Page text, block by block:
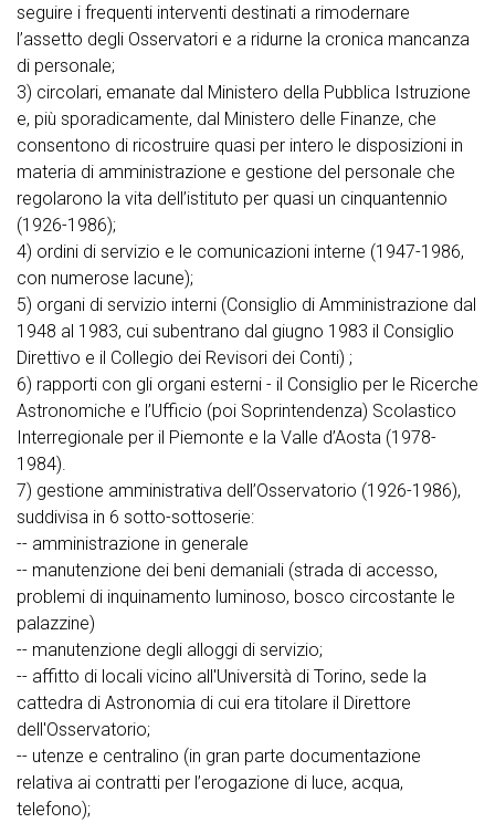
seguire i frequenti interventi destinati a rimodernare
l’assetto degli Osservatori e a ridurne la cronica mancanza
di personale;
3) circolari, emanate dal Ministero della Pubblica Istruzione
e, più sporadicamente, dal Ministero delle Finanze, che
consentono di ricostruire quasi per intero le disposizioni in
materia di amministrazione e gestione del personale che
regolarono la vita dell’istituto per quasi un cinquantennio
(1926-1986);
4) ordini di servizio e le comunicazioni interne (1947-1986,
con numerose lacune);
5) organi di servizio interni (Consiglio di Amministrazione dal
1948 al 1983, cui subentrano dal giugno 1983 il Consiglio
Direttivo e il Collegio dei Revisori dei Conti) ;
6) rapporti con gli organi esterni - il Consiglio per le Ricerche
Astronomiche e l’Ufficio (poi Soprintendenza) Scolastico
Interregionale per il Piemonte e la Valle d’Aosta (1978-
1984).
7) gestione amministrativa dell’Osservatorio (1926-1986),
suddivisa in 6 sotto-sottoserie:
-- amministrazione in generale
-- manutenzione dei beni demaniali (strada di accesso,
problemi di inquinamento luminoso, bosco circostante le
palazzine)
-- manutenzione degli alloggi di servizio;
-- affitto di locali vicino all'Università di Torino, sede la
cattedra di Astronomia di cui era titolare il Direttore
dell'Osservatorio;
-- utenze e centralino (in gran parte documentazione
relativa ai contratti per l’erogazione di luce, acqua,
telefono);